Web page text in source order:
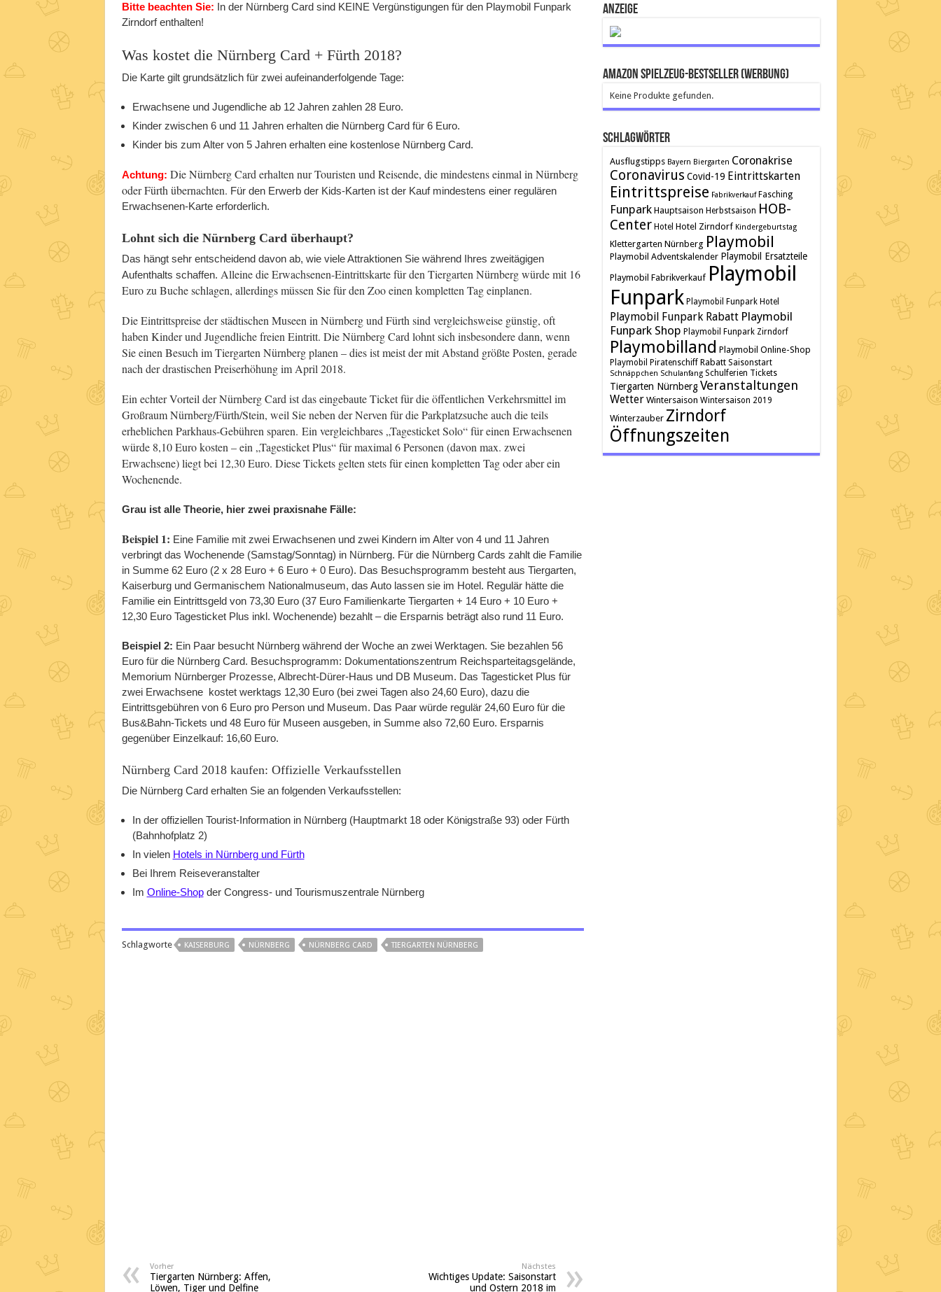
Bitte beachten Sie: In der Nürnberg Card sind KEINE Vergünstigungen für den Playmobil Funpark
Zirndorf enthalten!
Was kostet die Nürnberg Card + Fürth 2018?
Die Karte gilt grundsätzlich für zwei aufeinanderfolgende Tage:
Erwachsene und Jugendliche ab 12 Jahren zahlen 28 Euro.
Kinder zwischen 6 und 11 Jahren erhalten die Nürnberg Card für 6 Euro.
Kinder bis zum Alter von 5 Jahren erhalten eine kostenlose Nürnberg Card.
Achtung: Die Nürnberg Card erhalten nur Touristen und Reisende, die mindestens einmal in Nürnberg
oder Fürth übernachten. Für den Erwerb der Kids-Karten ist der Kauf mindestens einer regulären
Erwachsenen-Karte erforderlich.
Lohnt sich die Nürnberg Card überhaupt?
Das hängt sehr entscheidend davon ab, wie viele Attraktionen Sie während Ihres zweitägigen
Aufenthalts schaffen. Alleine die Erwachsenen-Eintrittskarte für den Tiergarten Nürnberg würde mit 16
Euro zu Buche schlagen, allerdings müssen Sie für den Zoo einen kompletten Tag einplanen.
Die Eintrittspreise der städtischen Museen in Nürnberg und Fürth sind vergleichsweise günstig, oft
haben Kinder und Jugendliche freien Eintritt. Die Nürnberg Card lohnt sich insbesondere dann, wenn
Sie einen Besuch im Tiergarten Nürnberg planen – dies ist meist der mit Abstand größte Posten, gerade
nach der drastischen Preiserhöhung im April 2018.
Ein echter Vorteil der Nürnberg Card ist das eingebaute Ticket für die öffentlichen Verkehrsmittel im
Großraum Nürnberg/Fürth/Stein, weil Sie neben der Nerven für die Parkplatzsuche auch die teils
erheblichen Parkhaus-Gebühren sparen. Ein vergleichbares „Tagesticket Solo“ für einen Erwachsenen
würde 8,10 Euro kosten – ein „Tagesticket Plus“ für maximal 6 Personen (davon max. zwei
Erwachsene) liegt bei 12,30 Euro. Diese Tickets gelten stets für einen kompletten Tag oder aber ein
Wochenende.
Grau ist alle Theorie, hier zwei praxisnahe Fälle:
Beispiel 1: Eine Familie mit zwei Erwachsenen und zwei Kindern im Alter von 4 und 11 Jahren
verbringt das Wochenende (Samstag/Sonntag) in Nürnberg. Für die Nürnberg Cards zahlt die Familie
in Summe 62 Euro (2 x 28 Euro + 6 Euro + 0 Euro). Das Besuchsprogramm besteht aus Tiergarten,
Kaiserburg und Germanischem Nationalmuseum, das Auto lassen sie im Hotel. Regulär hätte die
Familie ein Eintrittsgeld von 73,30 Euro (37 Euro Familienkarte Tiergarten + 14 Euro + 10 Euro +
12,30 Euro Tagesticket Plus inkl. Wochenende) bezahlt – die Ersparnis beträgt also rund 11 Euro.
Beispiel 2: Ein Paar besucht Nürnberg während der Woche an zwei Werktagen. Sie bezahlen 56
Euro für die Nürnberg Card. Besuchsprogramm: Dokumentationszentrum Reichsparteitagsgelände,
Memorium Nürnberger Prozesse, Albrecht-Dürer-Haus und DB Museum. Das Tagesticket Plus für
zwei Erwachsene kostet werktags 12,30 Euro (bei zwei Tagen also 24,60 Euro), dazu die
Eintrittsgebühren von 6 Euro pro Person und Museum. Das Paar würde regulär 24,60 Euro für die
Bus&Bahn-Tickets und 48 Euro für Museen ausgeben, in Summe also 72,60 Euro. Ersparnis
gegenüber Einzelkauf: 16,60 Euro.
Nürnberg Card 2018 kaufen: Offizielle Verkaufsstellen
Die Nürnberg Card erhalten Sie an folgenden Verkaufsstellen:
In der offiziellen Tourist-Information in Nürnberg (Hauptmarkt 18 oder Königstraße 93) oder Fürth
(Bahnhofplatz 2)
In vielen Hotels in Nürnberg und Fürth
Bei Ihrem Reiseveranstalter
Im Online-Shopder Congress- und Tourismuszentrale Nürnberg
Schlagworte KAISERBURG NÜRNBERG NÜRNBERG CARD TIERGARTEN NÜRNBERG
Vorher
Tiergarten Nürnberg: Affen,
Löwen, Tiger und Delfine
Nächstes
Wichtiges Update: Saisonstart
und Ostern 2018 im
ANZEIGE
Amazon Spielzeug-Bestseller (Werbung)
Keine Produkte gefunden.
Schlagwörter
Ausflugstipps Bayern Biergarten Coronakrise
Coronavirus Covid-19 Eintrittskarten
Eintrittspreise Fabrikverkauf Fasching
Funpark Hauptsaison Herbstsaison HOB-
Center Hotel Hotel Zirndorf Kindergeburtstag
Klettergarten Nürnberg Playmobil
Playmobil Adventskalender Playmobil Ersatzteile
Playmobil Fabrikverkauf Playmobil
Funpark Playmobil Funpark Hotel
Playmobil Funpark Rabatt Playmobil
Funpark Shop Playmobil Funpark Zirndorf
Playmobilland Playmobil Online-Shop
Playmobil Piratenschiff Rabatt Saisonstart
Schnäppchen Schulanfang Schulferien Tickets
Tiergarten Nürnberg Veranstaltungen
Wetter Wintersaison Wintersaison 2019
Winterzauber Zirndorf
Öffnungszeiten